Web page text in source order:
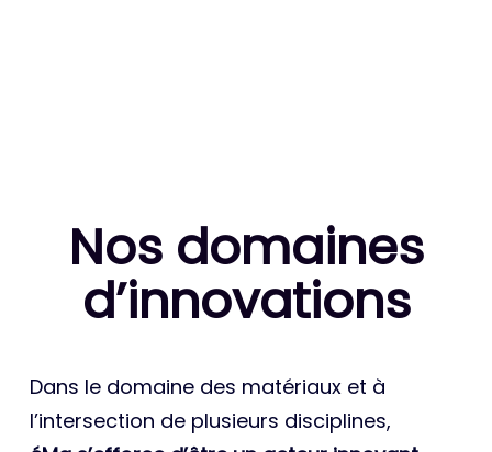
Nos domaines
d’innovations
Dans le domaine des matériaux et à
l’intersection de plusieurs disciplines,